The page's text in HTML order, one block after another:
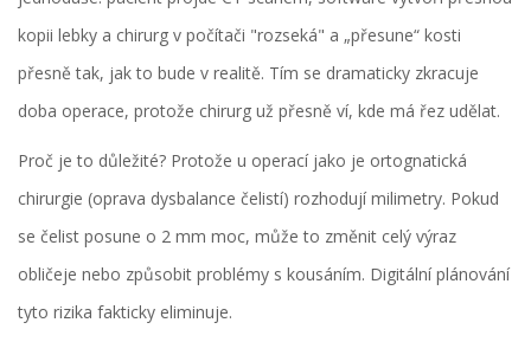
kopii lebky a chirurg v počítači "rozseká" a „přesune“ kosti
přesně tak, jak to bude v realitě. Tím se dramaticky zkracuje
doba operace, protože chirurg už přesně ví, kde má řez udělat.
Proč je to důležité? Protože u operací jako je ortognatická
chirurgie (oprava dysbalance čelistí) rozhodují milimetry. Pokud
se čelist posune o 2 mm moc, může to změnit celý výraz
obličeje nebo způsobit problémy s kousáním. Digitální plánování
tyto rizika fakticky eliminuje.